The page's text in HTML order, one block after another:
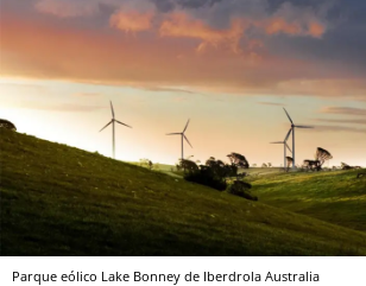
Parque eólico Lake Bonney de Iberdrola Australia